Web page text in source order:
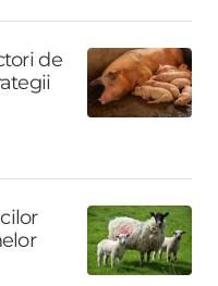
de